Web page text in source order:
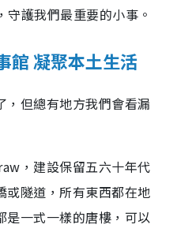
護我們最重要的小事。
館 凝聚本土生活
但總有地方我們會看漏
，建設保留五六十年代
或隧道，所有東西都在地
是一式一樣的唐樓，可以